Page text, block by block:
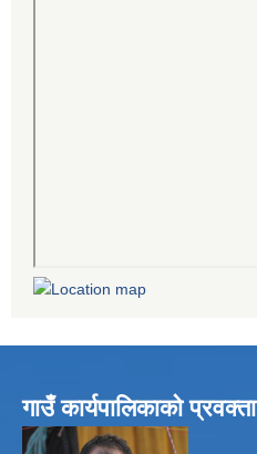
गाउँ कार्यपालिकाको प्रवक्ता